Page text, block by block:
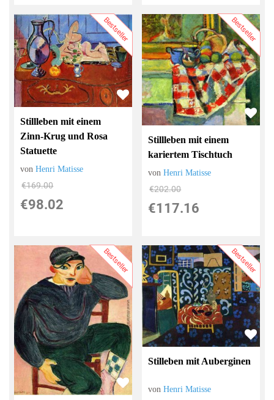
Bestseller
Stillleben mit einem
Zinn-Krug und Rosa
Statuette
vonHenri Matisse
€169.00
€98.02
Bestseller
Stillleben mit einem
kariertem Tischtuch
vonHenri Matisse
€202.00
€117.16
Bestseller Bestseller
Stilleben mit Auberginen
vonHenri Matisse